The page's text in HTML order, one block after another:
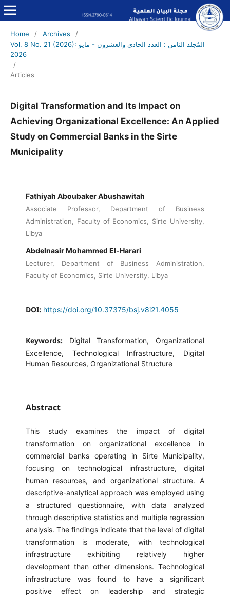
Home / Archives
/
Vol. 8 No. 21 (2026): المُجلد الثامن : العدد الحادي والعشرون - مايو
2026
/
Articles
Digital Transformation and Its Impact on
Achieving Organizational Excellence: An Applied
Study on Commercial Banks in the Sirte
Municipality
Fathiyah Aboubaker Abushawitah
Associate Professor, Department of Business
Administration, Faculty of Economics, Sirte University,
Libya
Abdelnasir Mohammed El-Harari
Lecturer, Department of Business Administration,
Faculty of Economics, Sirte University, Libya
DOI: https://doi.org/10.37375/bsj.v8i21.4055
Keywords:
Digital Transformation, Organizational
Excellence, Technological Infrastructure, Digital
Human Resources, Organizational Structure
Abstract
This study examines the impact of digital
transformation on organizational excellence in
commercial banks operating in Sirte Municipality,
focusing on technological infrastructure, digital
human resources, and organizational structure. A
descriptive-analytical approach was employed using
a structured questionnaire, with data analyzed
through descriptive statistics and multiple regression
analysis. The findings indicate that the level of digital
transformation is moderate, with technological
infrastructure exhibiting relatively higher
development than other dimensions. Technological
infrastructure was found to have a significant
positive effect on leadership and strategic